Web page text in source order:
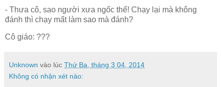
- Thưa cô, sao người xưa ngốc thế! Chạy lại mà không
đánh thì chạy mất làm sao mà đánh?
Cô giáo: ???
Unknown vào lúc Thứ Ba, tháng 3 04, 2014
Không có nhận xét nào: